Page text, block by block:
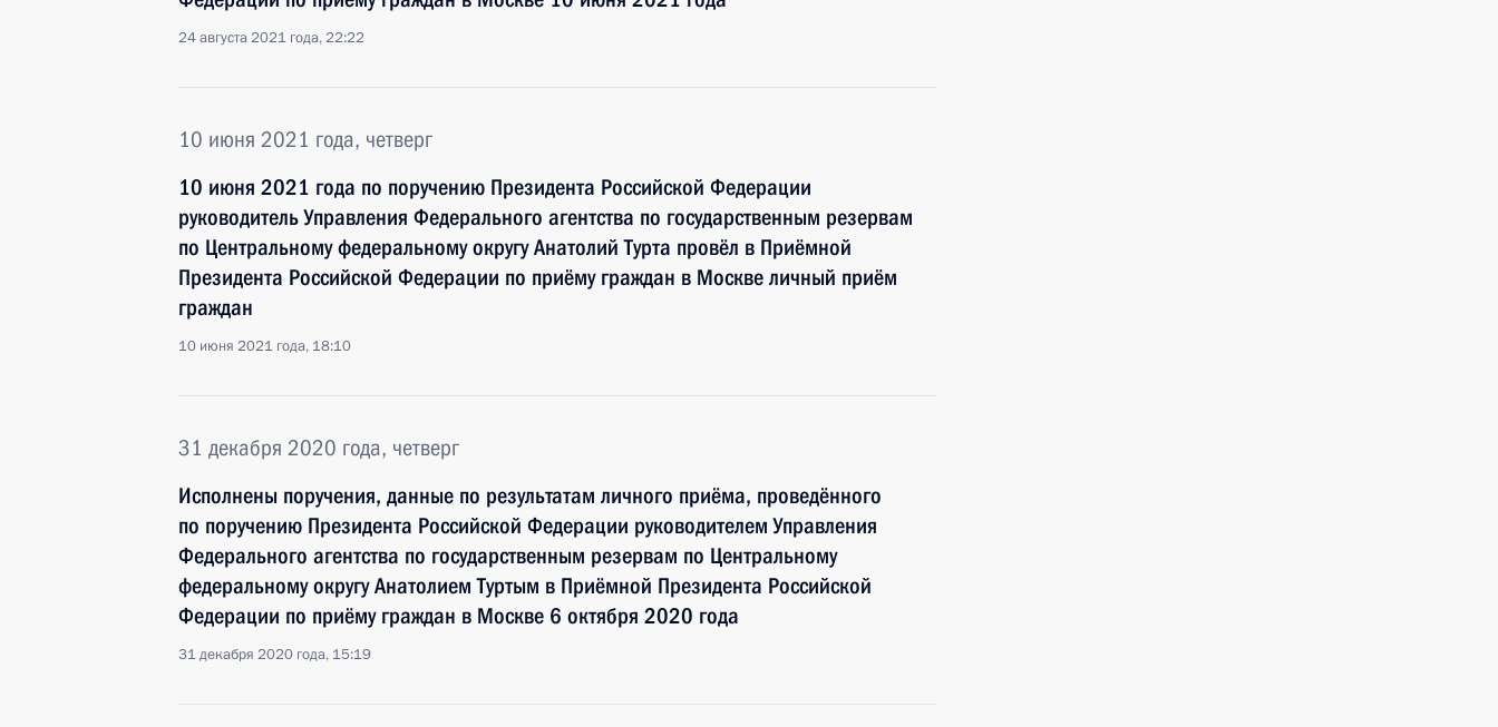
24 августа 2021 года, 22:22
10 июня 2021 года, четверг
10 июня 2021 года по поручению Президента Российской Федерации
руководитель Управления Федерального агентства по государственным резервам
по Центральному федеральному округу Анатолий Турта провёл в Приёмной
Президента Российской Федерации по приёму граждан в Москве личный приём
граждан
10 июня 2021 года, 18:10
31 декабря 2020 года, четверг
Исполнены поручения, данные по результатам личного приёма, проведённого
по поручению Президента Российской Федерации руководителем Управления
Федерального агентства по государственным резервам по Центральному
федеральному округу Анатолием Туртым в Приёмной Президента Российской
Федерации по приёму граждан в Москве 6 октября 2020 года
31 декабря 2020 года, 15:19